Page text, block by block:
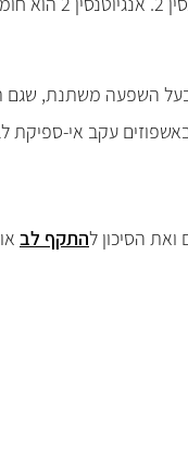
השפעה משתנת, שגם
עקב אי-ספיקת
הסיכון להתקף לב